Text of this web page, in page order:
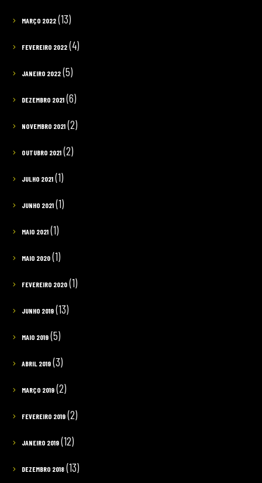
MARÇO 2022(13)
FEVEREIRO 2022(4)
JANEIRO 2022(5)
DEZEMBRO 2021(6)
NOVEMBRO 2021(2)
OUTUBRO 2021(2)
JULHO 2021(1)
JUNHO 2021(1)
MAIO 2021(1)
MAIO 2020(1)
FEVEREIRO 2020(1)
JUNHO 2019(13)
MAIO 2019(5)
ABRIL 2019(3)
MARÇO 2019(2)
FEVEREIRO 2019(2)
JANEIRO 2019(12)
DEZEMBRO 2018(13)